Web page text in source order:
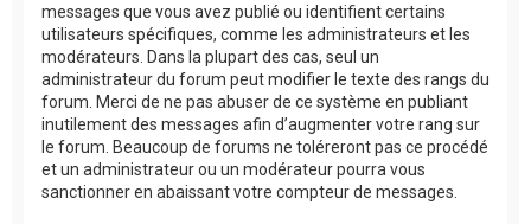
messages que vous avez publié ou identifient certains
utilisateurs spécifiques, comme les administrateurs et les
modérateurs. Dans la plupart des cas, seul un
administrateur du forum peut modifier le texte des rangs du
forum. Merci de ne pas abuser de ce système en publiant
inutilement des messages afin d’augmenter votre rang sur
le forum. Beaucoup de forums ne toléreront pas ce procédé
et un administrateur ou un modérateur pourra vous
sanctionner en abaissant votre compteur de messages.